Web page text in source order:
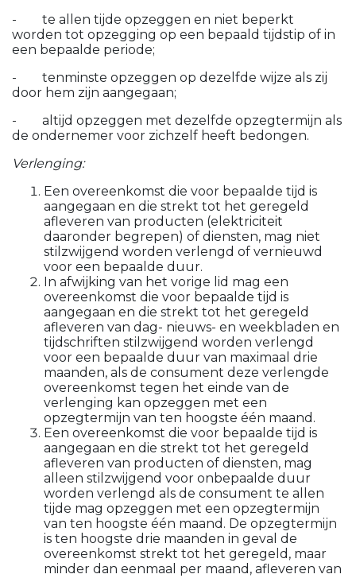
- te allen tijde opzeggen en niet beperkt
worden tot opzegging op een bepaald tijdstip of in
een bepaalde periode;
- tenminste opzeggen op dezelfde wijze als zij
door hem zijn aangegaan;
- altijd opzeggen met dezelfde opzegtermijn als
de ondernemer voor zichzelf heeft bedongen.
Verlenging:
Een overeenkomst die voor bepaalde tijd is
aangegaan en die strekt tot het geregeld
afleveren van producten (elektriciteit
daaronder begrepen) of diensten, mag niet
stilzwijgend worden verlengd of vernieuwd
voor een bepaalde duur.
In afwijking van het vorige lid mag een
overeenkomst die voor bepaalde tijd is
aangegaan en die strekt tot het geregeld
afleveren van dag- nieuws- en weekbladen en
tijdschriften stilzwijgend worden verlengd
voor een bepaalde duur van maximaal drie
maanden, als de consument deze verlengde
overeenkomst tegen het einde van de
verlenging kan opzeggen met een
opzegtermijn van ten hoogste één maand.
Een overeenkomst die voor bepaalde tijd is
aangegaan en die strekt tot het geregeld
afleveren van producten of diensten, mag
alleen stilzwijgend voor onbepaalde duur
worden verlengd als de consument te allen
tijde mag opzeggen met een opzegtermijn
van ten hoogste één maand. De opzegtermijn
is ten hoogste drie maanden in geval de
overeenkomst strekt tot het geregeld, maar
minder dan eenmaal per maand, afleveren van